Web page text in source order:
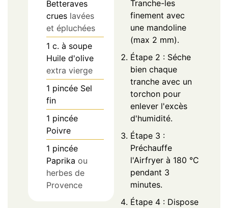
Betteraves
crues lavées
et épluchées
1 c. à soupe
Huile d'olive
extra vierge
1 pincée Sel
fin
1 pincée
Poivre
1 pincée
Paprika ou
herbes de
Provence
Tranche-les
finement avec
une mandoline
(max 2 mm).
Étape 2 : Séche
bien chaque
tranche avec un
torchon pour
enlever l'excès
d'humidité.
Étape 3 :
Préchauffe
l'Airfryer à 180 °C
pendant 3
minutes.
Étape 4 : Dispose